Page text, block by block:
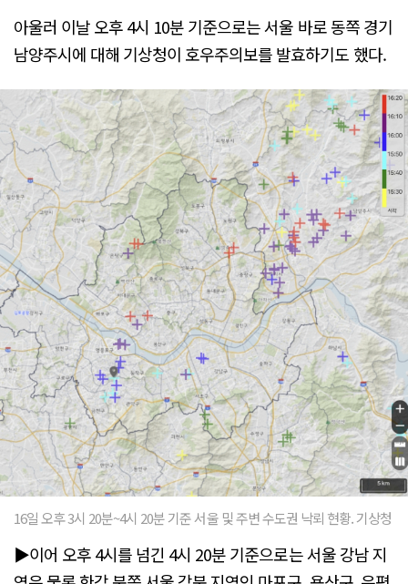
아울러 이날 오후 4시 10분 기준으로는 서울 바로 동쪽 경기
남양주시에 대해 기상청이 호우주의보를 발효하기도 했다.
16일 오후 3시 20분~4시 20분 기준 서울 및 주변 수도권 낙뢰 현황. 기상청
▶이어 오후 4시를 넘긴 4시 20분 기준으로는 서울 강남 지